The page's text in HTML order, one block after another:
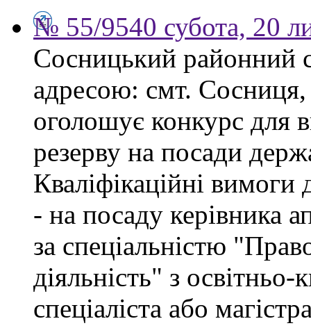
№ 55/9540 субота, 20
Сосницький районний
адресою: смт. Сосниця,
оголошує конкурс для
резерву на посади
Кваліфікаційні вимоги
- на посаду керівника
за спеціальністю
діяльність" з
спеціаліста або